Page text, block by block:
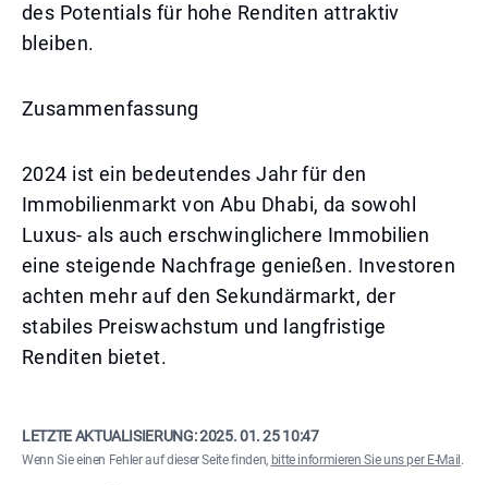
des Potentials für hohe Renditen attraktiv
bleiben.
Zusammenfassung
2024 ist ein bedeutendes Jahr für den
Immobilienmarkt von Abu Dhabi, da sowohl
Luxus- als auch erschwinglichere Immobilien
eine steigende Nachfrage genießen. Investoren
achten mehr auf den Sekundärmarkt, der
stabiles Preiswachstum und langfristige
Renditen bietet.
LETZTE AKTUALISIERUNG:2025. 01. 25 10:47
Wenn Sie einen Fehler auf dieser Seite finden, bitte informieren Sie uns per E-Mail .